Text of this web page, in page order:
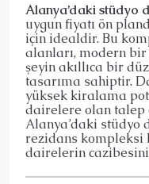
Alanya’daki stüdyo
uygun fiyatı ön
için idealdir. Bu
alanları, modern
şeyin akıllıca bir
tasarıma sahiptir.
yüksek kiralama
dairelere olan talep
Alanya’daki
rezidans
dairelerin